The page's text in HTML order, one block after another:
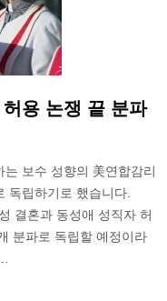
용 논쟁 끝 분파
보수 성향의 美연합감리
독립하기로 했습니다.
결혼과 동성애 성직자 허
분파로 독립할 예정이라